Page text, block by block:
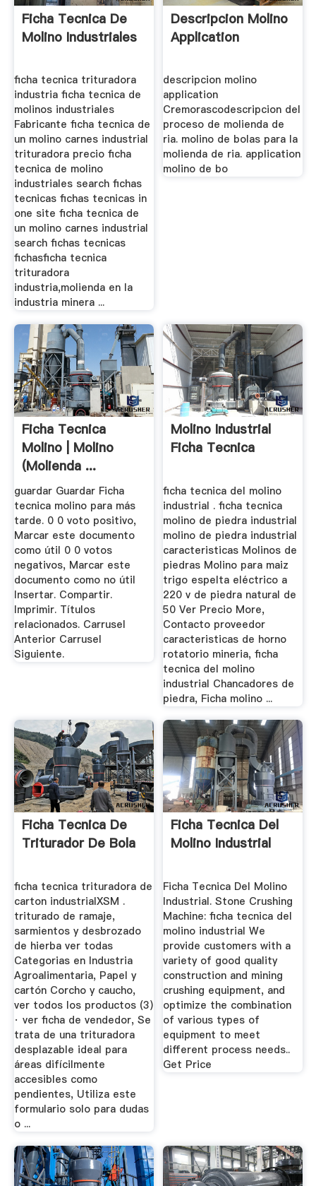
Ficha Tecnica De
Molino Industriales
ficha tecnica trituradora
industria ficha tecnica de
molinos industriales
Fabricante ficha tecnica de
un molino carnes industrial
trituradora precio ficha
tecnica de molino
industriales search fichas
tecnicas fichas tecnicas in
one site ficha tecnica de
un molino carnes industrial
search fichas tecnicas
fichasficha tecnica
trituradora
industria,molienda en la
industria minera ...
Descripcion Molino
Application
descripcion molino
application
Cremorascodescripcion del
proceso de molienda de
ria. molino de bolas para la
molienda de ria. application
molino de bo
Ficha Tecnica
Molino | Molino
(molienda ...
guardar Guardar Ficha
tecnica molino para más
tarde. 0 0 voto positivo,
Marcar este documento
como útil 0 0 votos
negativos, Marcar este
documento como no útil
Insertar. Compartir.
Imprimir. Títulos
relacionados. Carrusel
Anterior Carrusel
Siguiente.
Molino Industrial
Ficha Tecnica
ficha tecnica del molino
industrial . ficha tecnica
molino de piedra industrial
molino de piedra industrial
caracteristicas Molinos de
piedras Molino para maiz
trigo espelta eléctrico a
220 v de piedra natural de
50 Ver Precio More,
Contacto proveedor
caracteristicas de horno
rotatorio mineria, ficha
tecnica del molino
industrial Chancadores de
piedra, Ficha molino ...
Ficha Tecnica De
Triturador De Bola
ficha tecnica trituradora de
carton industrialXSM .
triturado de ramaje,
sarmientos y desbrozado
de hierba ver todas
Categorias en Industria
Agroalimentaria, Papel y
cartón Corcho y caucho,
ver todos los productos (3)
· ver ficha de vendedor, Se
trata de una trituradora
desplazable ideal para
áreas difícilmente
accesibles como
pendientes, Utiliza este
formulario solo para dudas
o ...
Ficha Tecnica Del
Molino Industrial
Ficha Tecnica Del Molino
Industrial. Stone Crushing
Machine: ficha tecnica del
molino industrial We
provide customers with a
variety of good quality
construction and mining
crushing equipment, and
optimize the combination
of various types of
equipment to meet
different process needs..
Get Price